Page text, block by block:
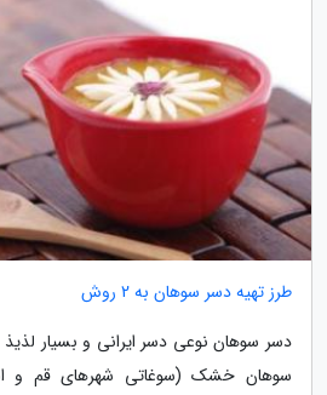
طرز تهیه دسر سوهان به 2 روش
دسر سوهان نوعی دسر ایرانی و بسیار
سوهان خشک (سوغاتی شهرهای قم و